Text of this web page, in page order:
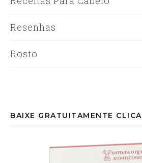
Resenhas
Rosto
BAIXE GRATUITAMENTE